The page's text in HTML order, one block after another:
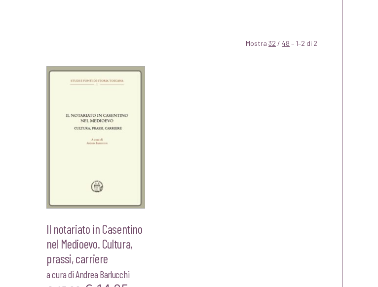
Mostra 32 / 48 – 1–2 di 2
Il notariato in Casentino
nel Medioevo. Cultura,
prassi, carriere
a cura diAndrea Barlucchi